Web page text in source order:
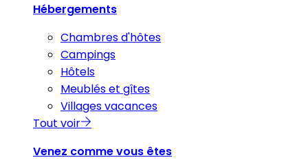
Hébergements
Chambres d'hôtes
Campings
Hôtels
Meublés et gîtes
Villages vacances
Tout voir
Venez comme vous êtes